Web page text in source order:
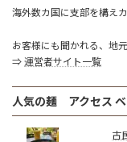
海外数カ国に支部を構え
お客様にも聞かれる、地
⇒運営者サイト一覧
人気の麺 アクセス
古